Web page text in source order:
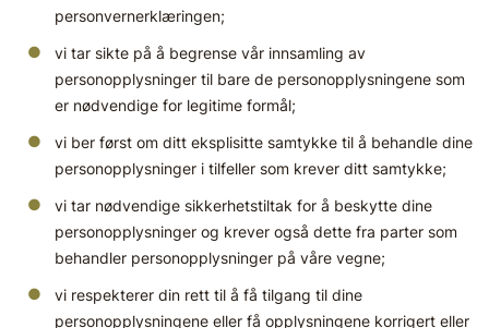
personvernerklæringen;
vi tar sikte på å begrense vår innsamling av
personopplysninger til bare de personopplysningene som
er nødvendige for legitime formål;
vi ber først om ditt eksplisitte samtykke til å behandle dine
personopplysninger i tilfeller som krever ditt samtykke;
vi tar nødvendige sikkerhetstiltak for å beskytte dine
personopplysninger og krever også dette fra parter som
behandler personopplysninger på våre vegne;
vi respekterer din rett til å få tilgang til dine
personopplysningene eller få opplysningene korrigert eller